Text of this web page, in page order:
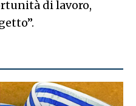
di lavoro,